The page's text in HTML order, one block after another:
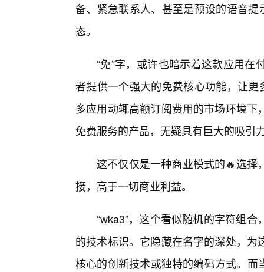
备、紧急联系人、甚至是预设的语音
态。
“免”字，或许也暗示着这款应用
者提供一个强大的免费核心功能，让
多应用动辄高额订阅费用的市场环境
免费服务的产品，无疑具有巨大的吸引
这不仅仅是一种商业模式的🔥选
接，高于一切商业利益。
“wka3”，这个看似随机的字符组
的技术标识。它隐藏在名字的深处，
核心的创新技术或独特的编码方式。而